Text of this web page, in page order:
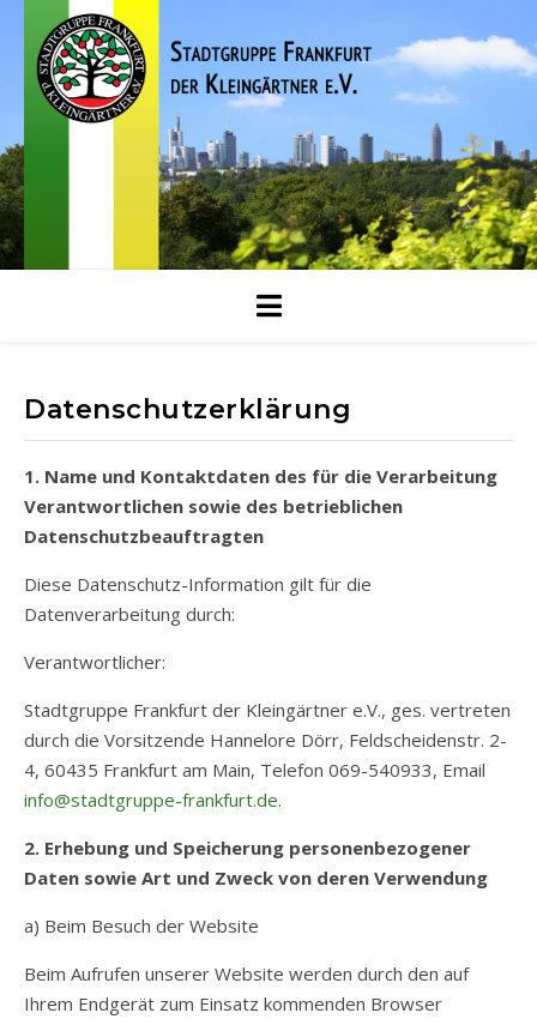
Datenschutzerklärung
1. Name und Kontaktdaten des für die Verarbeitung
Verantwortlichen sowie des betrieblichen
Datenschutzbeauftragten
Diese Datenschutz-Information gilt für die
Datenverarbeitung durch:
Verantwortlicher:
Stadtgruppe Frankfurt der Kleingärtner e.V., ges. vertreten
durch die Vorsitzende Hannelore Dörr, Feldscheidenstr. 2-
4, 60435 Frankfurt am Main, Telefon 069-540933, Email
info@stadtgruppe-frankfurt.de.
2. Erhebung und Speicherung personenbezogener
Daten sowie Art und Zweck von deren Verwendung
a) Beim Besuch der Website
Beim Aufrufen unserer Website werden durch den auf
Ihrem Endgerät zum Einsatz kommenden Browser